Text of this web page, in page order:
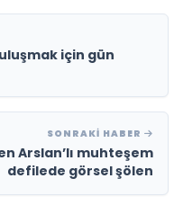
için gün
SONRAKI HABER
Arslan’lı muhteşem
defilede görsel şölen